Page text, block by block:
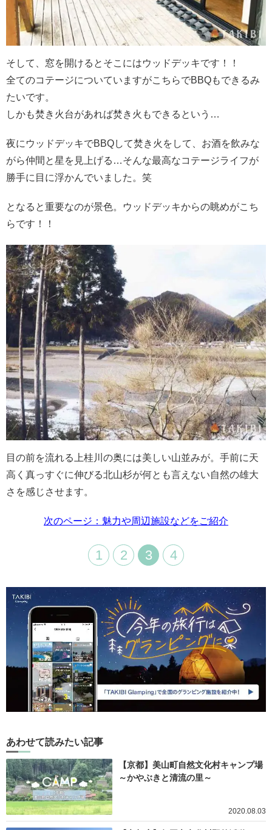
そして、窓を開けるとそこにはウッドデッキです！！
全てのコテージについていますがこちらでBBQもできるみ
たいです。
しかも焚き火台があれば焚き火もできるという…
夜にウッドデッキでBBQして焚き火をして、お酒を飲みな
がら仲間と星を見上げる…そんな最高なコテージライフが
勝手に目に浮かんでいました。笑
となると重要なのが景色。ウッドデッキからの眺めがこち
らです！！
目の前を流れる上桂川の奥には美しい山並みが。手前に天
高く真っすぐに伸びる北山杉が何とも言えない自然の雄大
さを感じさせます。
次のページ：魅力や周辺施設などをご紹介
1 2 3 4
あわせて読みたい記事
【京都】美山町自然文化村キャンプ場
～かやぶきと清流の里～
2020.08.03